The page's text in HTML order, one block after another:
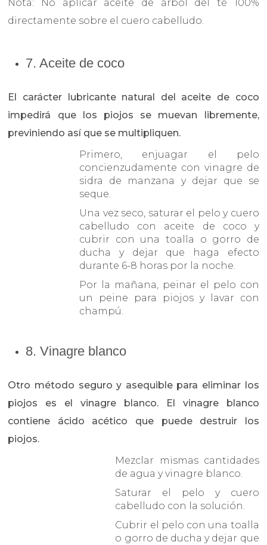
Nota: No aplicar aceite de árbol del té 100%
directamente sobre el cuero cabelludo.
7. Aceite de coco
El carácter lubricante natural del aceite de coco
impedirá que los piojos se muevan libremente,
previniendo así que se multipliquen.
Primero, enjuagar el pelo
concienzudamente con vinagre de
sidra de manzana y dejar que se
seque.
Una vez seco, saturar el pelo y cuero
cabelludo con aceite de coco y
cubrir con una toalla o gorro de
ducha y dejar que haga efecto
durante 6-8 horas por la noche.
Por la mañana, peinar el pelo con
un peine para piojos y lavar con
champú.
8. Vinagre blanco
Otro método seguro y asequible para eliminar los
piojos es el vinagre blanco. El vinagre blanco
contiene ácido acético que puede destruir los
piojos.
Mezclar mismas cantidades
de agua y vinagre blanco.
Saturar el pelo y cuero
cabelludo con la solución.
Cubrir el pelo con una toalla
o gorro de ducha y dejar que